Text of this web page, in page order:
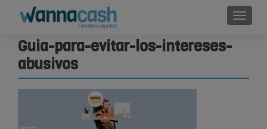
Guia-para-evitar-los-intereses-
abusivos